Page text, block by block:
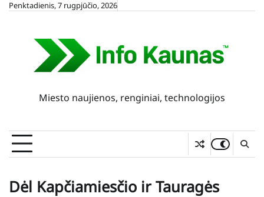
SkipPenktadienis, 7 rugpjūčio, 2026
Miesto naujienos, renginiai, technologijos
Dėl Kapčiamiesčio ir Tauragės